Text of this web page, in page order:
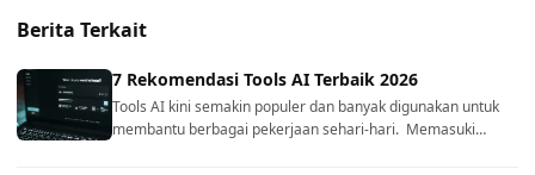
Berita Terkait
7 Rekomendasi Tools AI Terbaik 2026
Tools AI kini semakin populer dan banyak digunakan untuk
membantu berbagai pekerjaan sehari-hari. Memasuki…